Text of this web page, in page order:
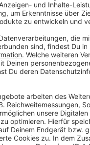
leidet unter
für
Düsseldorf